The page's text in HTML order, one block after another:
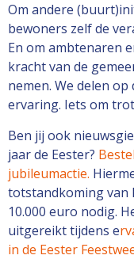
Om andere
bewoners zelf de
En om ambtenaren
kracht van de
nemen. We delen
ervaring. Iets om
Ben jij ook
jaar de Eester?
jubileumactie.
totstandkoming van
10.000 euro nodig.
uitgereikt tijdens e
in de Eester